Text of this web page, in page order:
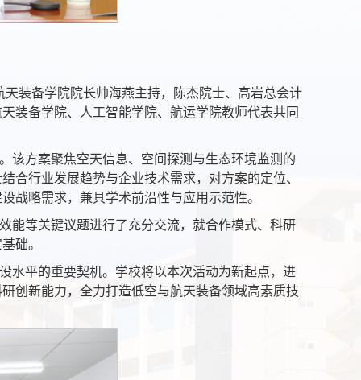
装备学院院长帅海燕主持，陈杰院士、高岩总会计
装备学院、人工智能学院、航运学院教师代表共同
该方案聚焦空天信息、空间探测与生态环境监测的
合行业发展趋势与企业技术需求，对方案的定位、
战略需求，兼具学术前沿性与应用示范性。
能等关键议题进行了充分交流，就合作模式、科研
础。
水平的重要契机。学校将以本次活动为新起点，进
创新能力，全力打造低空与航天装备领域高素质技